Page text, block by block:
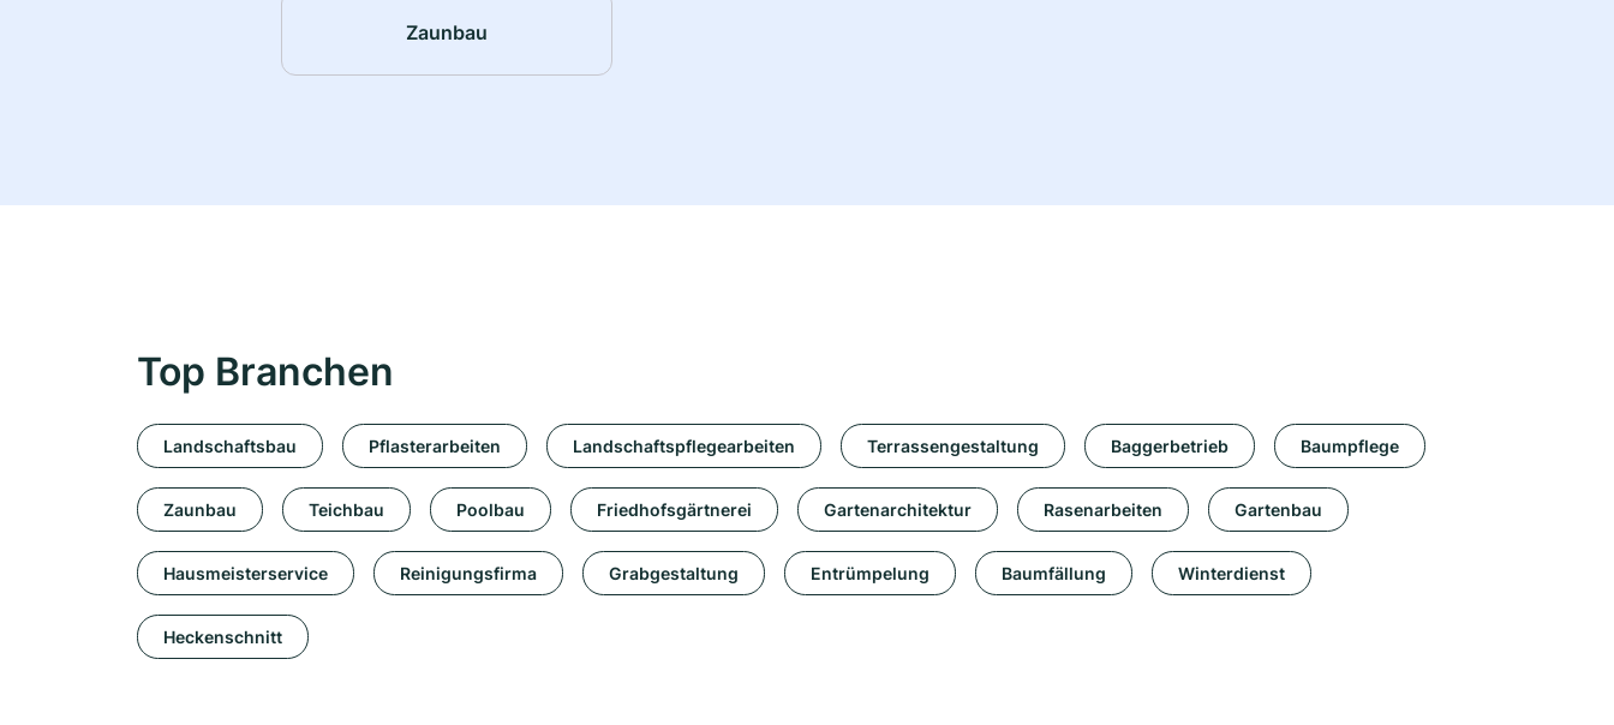
Zaunbau
Top Branchen
Landschaftsbau Pflasterarbeiten Landschaftspflegearbeiten Terrassengestaltung Baggerbetrieb Baumpflege
Zaunbau Teichbau Poolbau Friedhofsgärtnerei Gartenarchitektur Rasenarbeiten Gartenbau
Hausmeisterservice Reinigungsfirma Grabgestaltung Entrümpelung Baumfällung Winterdienst
Heckenschnitt